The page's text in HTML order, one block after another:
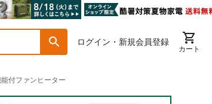
ログイン・新規会員登録
カート
付ファンヒーター